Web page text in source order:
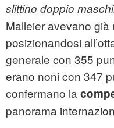
slittino doppio
Malleier avevano
posizionandosi
generale con 355
erano noni con 347
confermano la
panorama